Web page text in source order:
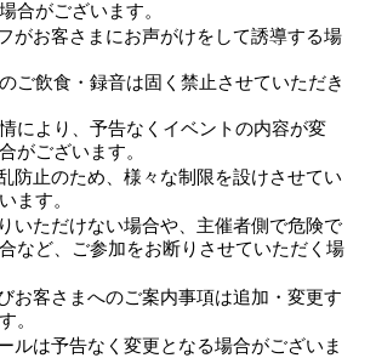
合がございます。
がお客さまにお声がけをして誘導する場
ご飲食・録音は固く禁止させていただき
により、予告なくイベントの内容が変
がございます。
防止のため、様々な制限を設けさせてい
ます。
いただけない場合や、主催者側で危険で
など、ご参加をお断りさせていただく場
お客さまへのご案内事項は追加・変更す
。
ルは予告なく変更となる場合がございま